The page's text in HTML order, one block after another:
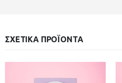
ΣΧΕΤΙΚΆ ΠΡΟΪΌΝΤΑ